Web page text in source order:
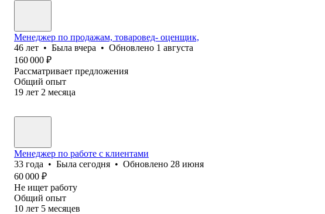
Менеджер по продажам, товаровед- оценщик,
46 лет • Была вчера • Обновлено 1 августа
160 000 ₽
Рассматривает предложения
Общий опыт
19 лет 2 месяца
Менеджер по работе с клиентами
33 года • Была сегодня • Обновлено 28 июня
60 000 ₽
Не ищет работу
Общий опыт
10 лет 5 месяцев